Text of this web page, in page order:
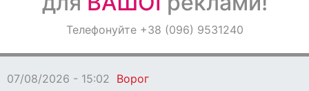
ОголошенняТелефонуйте +38 (096) 9531240
07/08/2026 - 15:02 Ворог